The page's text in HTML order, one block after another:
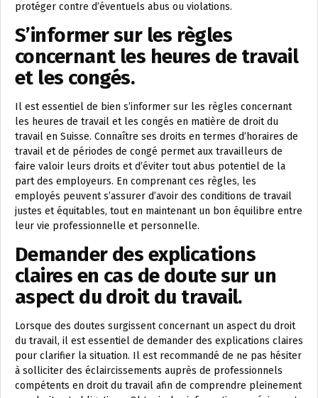
protéger contre d’éventuels abus ou violations.
S’informer sur les règles
concernant les heures de travail
et les congés.
Il est essentiel de bien s’informer sur les règles concernant
les heures de travail et les congés en matière de droit du
travail en Suisse. Connaître ses droits en termes d’horaires de
travail et de périodes de congé permet aux travailleurs de
faire valoir leurs droits et d’éviter tout abus potentiel de la
part des employeurs. En comprenant ces règles, les
employés peuvent s’assurer d’avoir des conditions de travail
justes et équitables, tout en maintenant un bon équilibre entre
leur vie professionnelle et personnelle.
Demander des explications
claires en cas de doute sur un
aspect du droit du travail.
Lorsque des doutes surgissent concernant un aspect du droit
du travail, il est essentiel de demander des explications claires
pour clarifier la situation. Il est recommandé de ne pas hésiter
à solliciter des éclaircissements auprès de professionnels
compétents en droit du travail afin de comprendre pleinement